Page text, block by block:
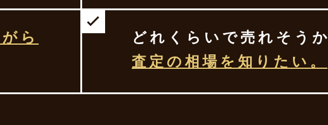
ら
どれくらいで売れそうか
査定の相場を知りたい。